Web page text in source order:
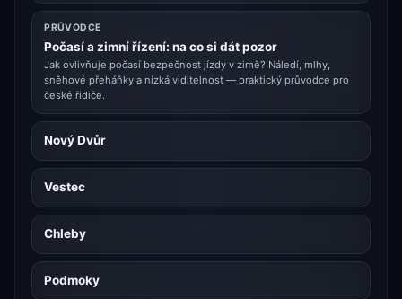
PRŮVODCE
Počasí a zimní řízení: na co si dát pozor
Jak ovlivňuje počasí bezpečnost jízdy v zimě? Náledí, mlhy,
sněhové přeháňky a nízká viditelnost — praktický průvodce pro
české řidiče.
Nový Dvůr
Vestec
Chleby
Podmoky